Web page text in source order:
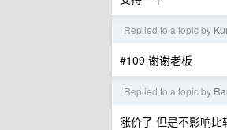
Replied to a topic by
#109 谢谢老板
Replied to a topic by
涨价了 但是不影响比